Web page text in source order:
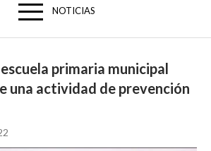
NOTICIAS
primaria municipal
una actividad de prevención